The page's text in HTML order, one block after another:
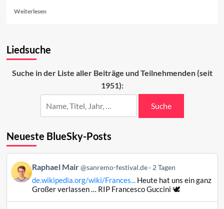
WeiterlesenRead
Sanremo-
Liedsuche
Suche in der Liste aller Beiträge und Teilnehmenden (seit
1951):
Suche
Neueste BlueSky-Posts
Beitrag
von
Raphael
Raphael Mair @sanremo-festival.de 2 Tagen
de.wikipedia.org/wiki/Frances...Heute hat uns ein ganz
Großer verlassen … RIP Francesco Guccini 🕊️